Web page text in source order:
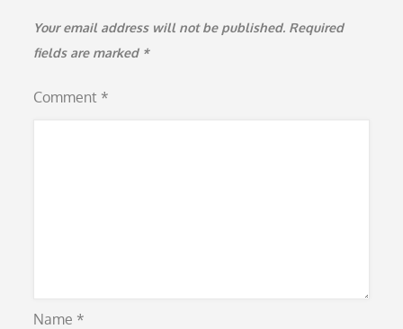
Your email address will not be published. Required
fields are marked *
Comment *
Name *